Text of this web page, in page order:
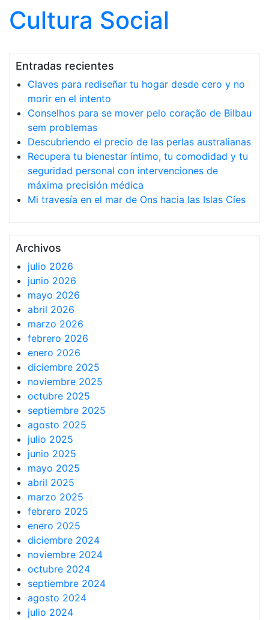
Cultura Social
Entradas recientes
Claves para rediseñar tu hogar desde cero y no
morir en el intento
Conselhos para se mover pelo coração de Bilbau
sem problemas
Descubriendo el precio de las perlas australianas
Recupera tu bienestar íntimo, tu comodidad y tu
seguridad personal con intervenciones de
máxima precisión médica
Mi travesía en el mar de Ons hacia las Islas Cíes
Archivos
julio 2026
junio 2026
mayo 2026
abril 2026
marzo 2026
febrero 2026
enero 2026
diciembre 2025
noviembre 2025
octubre 2025
septiembre 2025
agosto 2025
julio 2025
junio 2025
mayo 2025
abril 2025
marzo 2025
febrero 2025
enero 2025
diciembre 2024
noviembre 2024
octubre 2024
septiembre 2024
agosto 2024
julio 2024